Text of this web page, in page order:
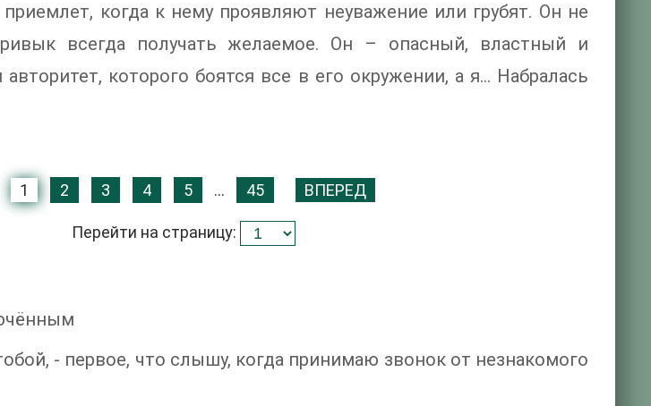
когда к нему проявляют неуважение или грубят. Он не
всегда получать желаемое. Он – опасный, властный и
которого боятся все в его окружении, а я… Набралась
1 2 3 4 5 ... 45 ВПЕРЕД
Перейти на страницу:
- первое, что слышу, когда принимаю звонок от незнакомого